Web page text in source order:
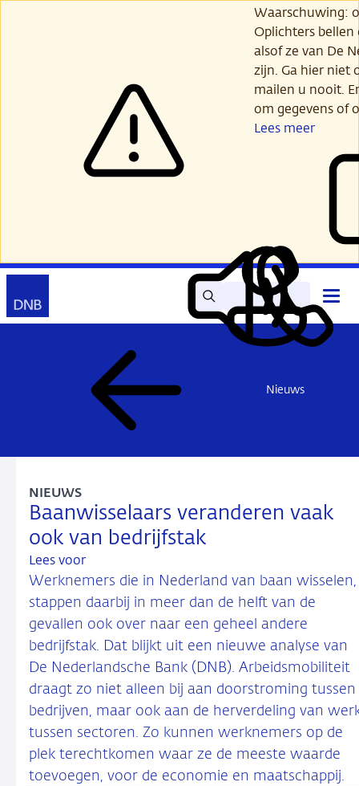
Waarschuwing:
Oplichters
alsof ze van De
zijn. Ga hier niet
mailen u nooit.
om gegevens of
Lees meer
Zoek Lees
voor
Mijn
DNB
Contact
Nieuws
Baanwisselaars veranderen vaak
ook van bedrijfstak
NIEUWS
Lees voor
Werknemers die in Nederland van baan wisselen,
stappen daarbij in meer dan de helft van de
gevallen ook over naar een geheel andere
bedrijfstak. Dat blijkt uit een nieuwe analyse van
De Nederlandsche Bank (DNB). Arbeidsmobiliteit
draagt zo niet alleen bij aan doorstroming tussen
bedrijven, maar ook aan de herverdeling van
tussen sectoren. Zo kunnen werknemers op de
plek terechtkomen waar ze de meeste waarde
toevoegen, voor de economie en maatschappij.